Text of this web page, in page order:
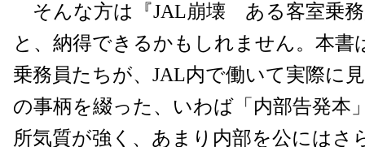
そんな方は『JAL崩壊 ある客室乗務
と、納得できるかもしれません。本書
乗務員たちが、JAL内で働いて実際に
の事柄を綴った、いわば「内部告発本
所気質が強く、あまり内部を公にはさ